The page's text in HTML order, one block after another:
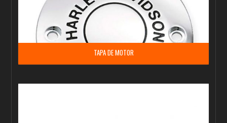
TAPA DE MOTOR